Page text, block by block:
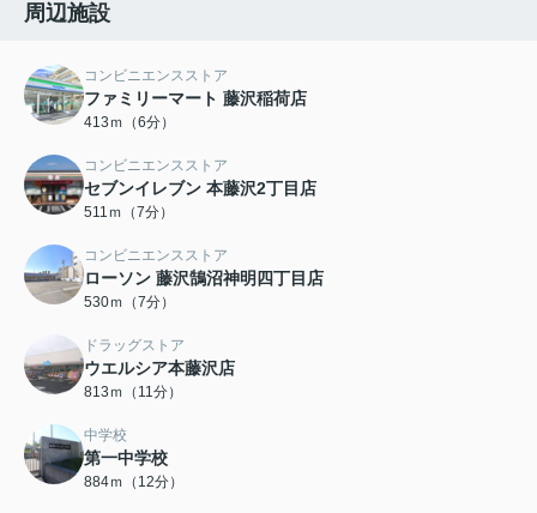
周辺施設
コンビニエンスストア
ファミリーマート 藤沢稲荷店
413ｍ（6分）
コンビニエンスストア
セブンイレブン 本藤沢2丁目店
511ｍ（7分）
コンビニエンスストア
ローソン 藤沢鵠沼神明四丁目店
530ｍ（7分）
ドラッグストア
ウエルシア本藤沢店
813ｍ（11分）
中学校
第一中学校
884ｍ（12分）